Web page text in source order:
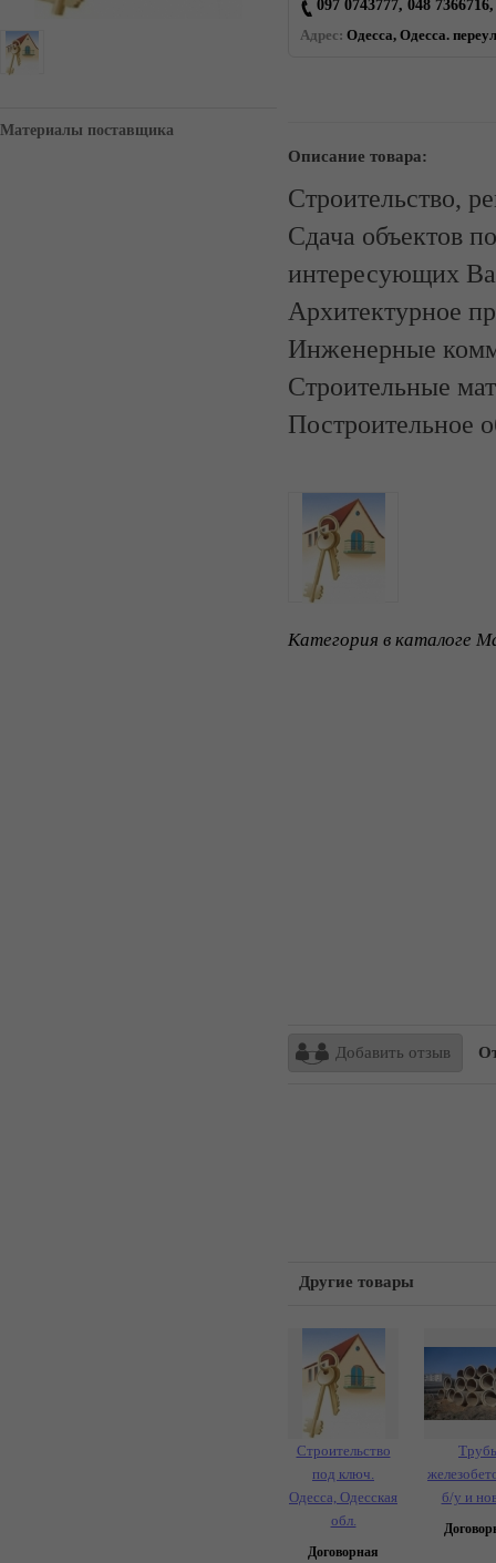
Материалы поставщика
097 0743777, 048
Адрес: Одесса, Одесса.
Описание товара:
Строительство,
Сдача объектов
интересующих
Архитектурное
Инженерные
Строительные
Построительное
Категория в каталоге
Добавить отзыв
Другие товары
Строительство
под ключ.
Одесса, Одесская
обл.
Договорная
б/у и